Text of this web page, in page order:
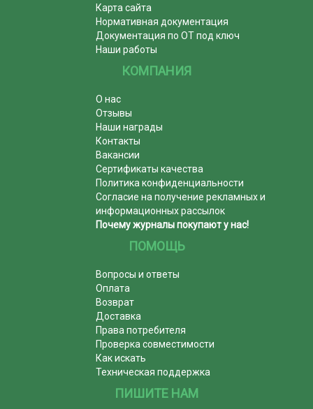
Карта сайта
Нормативная документация
Документация по ОТ под ключ
Наши работы
КОМПАНИЯ
О нас
Отзывы
Наши награды
Контакты
Вакансии
Сертификаты качества
Политика конфиденциальности
Согласие на получение рекламных и
информационных рассылок
Почему журналы покупают у нас!
ПОМОЩЬ
Вопросы и ответы
Оплата
Возврат
Доставка
Права потребителя
Проверка совместимости
Как искать
Техническая поддержка
ПИШИТЕ НАМ